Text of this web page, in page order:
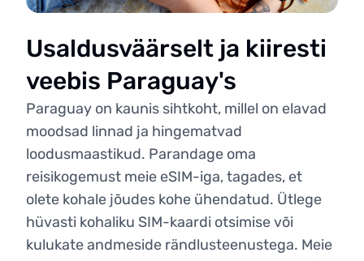
Usaldusväärselt ja kiiresti
veebis Paraguay's
Paraguay on kaunis sihtkoht, millel on elavad
moodsad linnad ja hingematvad
loodusmaastikud. Parandage oma
reisikogemust meie eSIM-iga, tagades, et
olete kohale jõudes kohe ühendatud. Ütlege
hüvasti kohaliku SIM-kaardi otsimise või
kulukate andmeside rändlusteenustega. Meie